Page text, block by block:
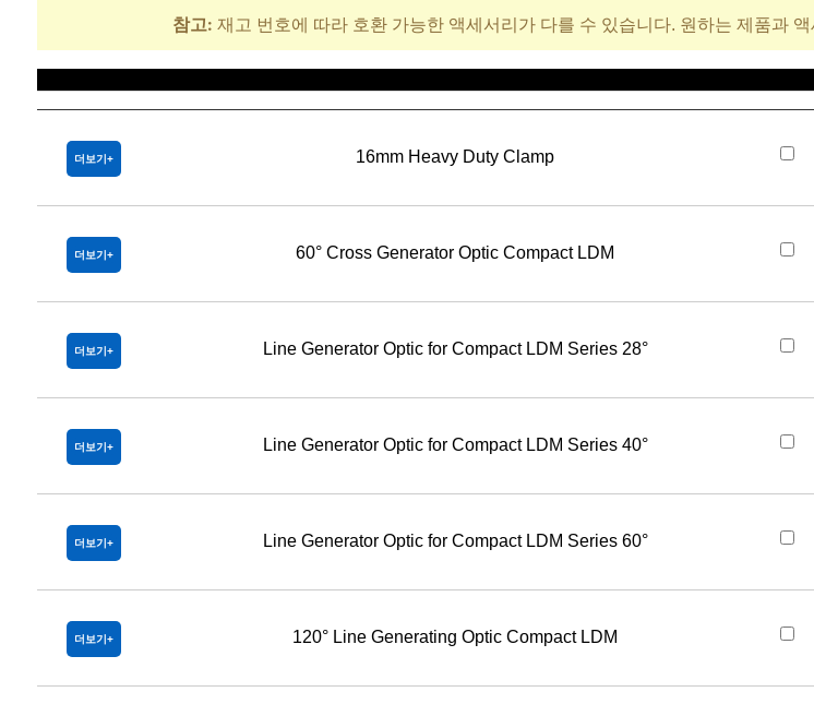
참고: 재고 번호에 따라 호환 가능한 액세서리가 다를 수 있습니다. 원하는 제품과
더보기 16mm Heavy Duty Clamp
더보기 60° Cross Generator Optic Compact LDM
더보기 Line Generator Optic for Compact LDM Series 28°
더보기 Line Generator Optic for Compact LDM Series 40°
더보기 Line Generator Optic for Compact LDM Series 60°
더보기 120° Line Generating Optic Compact LDM